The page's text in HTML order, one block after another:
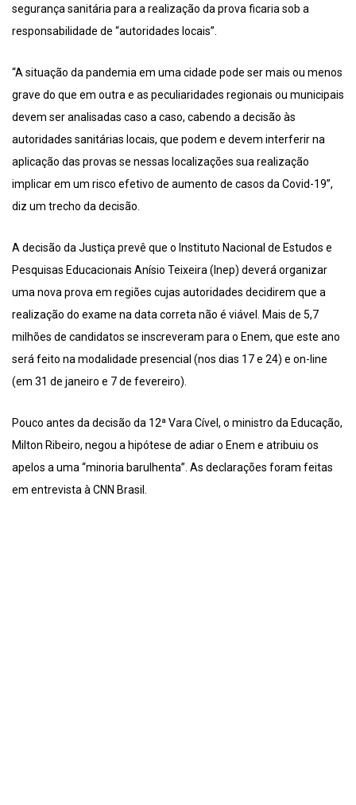
segurança sanitária para a realização da prova ficaria sob a
responsabilidade de “autoridades locais”.
“A situação da pandemia em uma cidade pode ser mais ou menos
grave do que em outra e as peculiaridades regionais ou municipais
devem ser analisadas caso a caso, cabendo a decisão às
autoridades sanitárias locais, que podem e devem interferir na
aplicação das provas se nessas localizações sua realização
implicar em um risco efetivo de aumento de casos da Covid-19”,
diz um trecho da decisão.
A decisão da Justiça prevê que o Instituto Nacional de Estudos e
Pesquisas Educacionais Anísio Teixeira (Inep) deverá organizar
uma nova prova em regiões cujas autoridades decidirem que a
realização do exame na data correta não é viável. Mais de 5,7
milhões de candidatos se inscreveram para o Enem, que este ano
será feito na modalidade presencial (nos dias 17 e 24) e on-line
(em 31 de janeiro e 7 de fevereiro).
Pouco antes da decisão da 12ª Vara Cível, o ministro da Educação,
Milton Ribeiro, negou a hipótese de adiar o Enem e atribuiu os
apelos a uma “minoria barulhenta”. As declarações foram feitas
em entrevista à CNN Brasil.